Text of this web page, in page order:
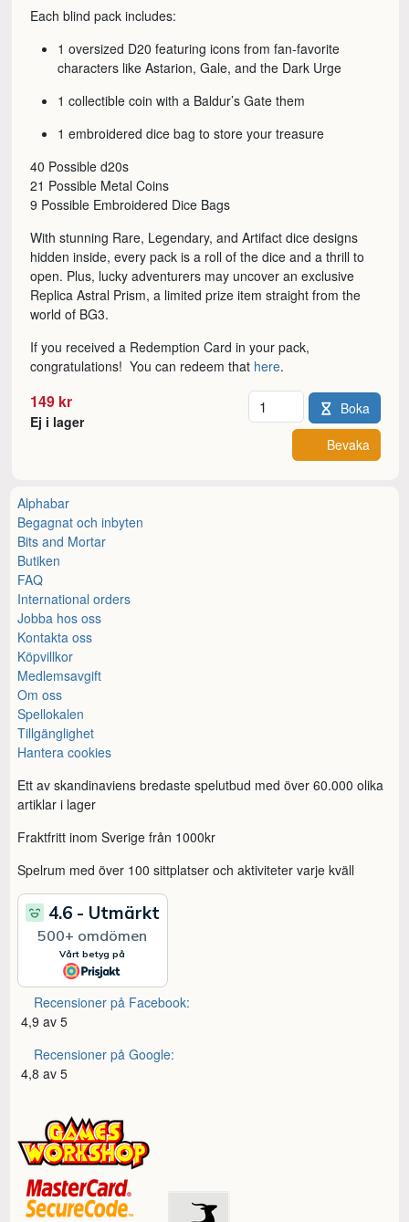
Each blind pack includes:
1 oversized D20 featuring icons from fan-favorite
characters like Astarion, Gale, and the Dark Urge
1 collectible coin with a Baldur’s Gate them
1 embroidered dice bag to store your treasure
40 Possible d20s
21 Possible Metal Coins
9 Possible Embroidered Dice Bags
With stunning Rare, Legendary, and Artifact dice designs
hidden inside, every pack is a roll of the dice and a thrill to
open. Plus, lucky adventurers may uncover an exclusive
Replica Astral Prism, a limited prize item straight from the
world of BG3.
If you received a Redemption Card in your pack,
congratulations! You can redeem that here.
149 kr
Ej i lager
Antal Boka
Bevaka
Alphabar
Begagnat och inbyten
Bits and Mortar
Butiken
FAQ
International orders
Jobba hos oss
Kontakta oss
Köpvillkor
Medlemsavgift
Om oss
Spellokalen
Tillgänglighet
Hantera cookies
Ett av skandinaviens bredaste spelutbud med över 60.000 olika
artiklar i lager
Fraktfritt inom Sverige från 1000kr
Spelrum med över 100 sittplatser och aktiviteter varje kväll
Recensioner på Facebook:
4,9 av 5
Recensioner på Google:
4,8 av 5